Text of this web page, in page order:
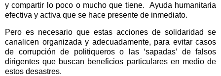
y compartir lo poco o mucho que tiene.
Ayuda humanitaria
efectiva y activa que se hace presente de inmediato.
Pero es necesario que estas acciones de solidaridad se
canalicen organizada y adecuadamente, para evitar casos
de corrupción de politiqueros o las ‘sapadas’ de falsos
dirigentes que buscan beneficios particulares en medio de
estos desastres.